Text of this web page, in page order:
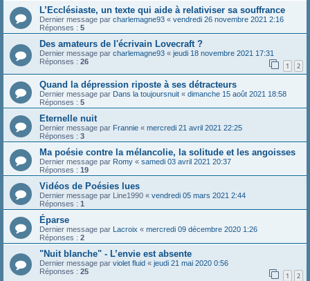
L’Ecclésiaste, un texte qui aide à relativiser sa souffrance
Dernier message par charlemagne93 « vendredi 26 novembre 2021 2:16
Réponses : 5
Des amateurs de l'écrivain Lovecraft ?
Dernier message par charlemagne93 « jeudi 18 novembre 2021 17:31
Réponses : 26 1 2
Quand la dépression riposte à ses détracteurs
Dernier message par Dans la toujoursnuit « dimanche 15 août 2021 18:58
Réponses : 5
Eternelle nuit
Dernier message par Frannie « mercredi 21 avril 2021 22:25
Réponses : 3
Ma poésie contre la mélancolie, la solitude et les angoisses
Dernier message par Romy « samedi 03 avril 2021 20:37
Réponses : 19
Vidéos de Poésies lues
Dernier message par Line1990 « vendredi 05 mars 2021 2:44
Réponses : 1
Éparse
Dernier message par Lacroix « mercredi 09 décembre 2020 1:26
Réponses : 2
"Nuit blanche" - L’envie est absente
Dernier message par violet fluid « jeudi 21 mai 2020 0:56
Réponses : 25 1 2